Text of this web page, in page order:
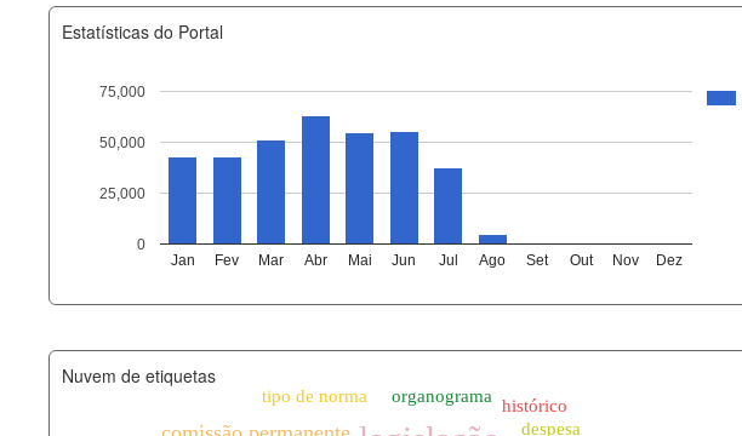
Estatísticas do Portal
Jan Fev Mar Abr Mai Jun Jul Ago Set Out Nov Dez
0
25,000
50,000
75,000
Recurso Atualização
documento_andamento_atual.xml
06-08-2026
agenda_eventos.xml
06-08-2026
comissoes_permanentes_votacoes.xml
Nuvem de etiquetas